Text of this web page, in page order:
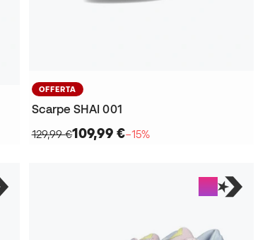
OFFERTA
Scarpe SHAI 001
129,99 €109,99 €−15%